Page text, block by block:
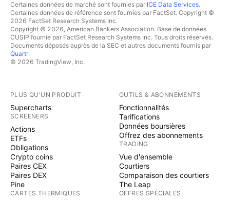
Certaines données de marché sont fournies par ICE Data Services.
Certaines données de référence sont fournies par FactSet. Copyright ©
2026 FactSet Research Systems Inc.
Copyright © 2026, American Bankers Association. Base de données
CUSIP fournie par FactSet Research Systems Inc. Tous droits réservés.
Documents déposés auprès de la SEC et autres documents fournis par
Quartr.
© 2026 TradingView, Inc.
PLUS QU'UN PRODUIT
Supercharts
SCREENERS
Actions
ETFs
Obligations
Crypto coins
Paires CEX
Paires DEX
Pine
CARTES THERMIQUES
OUTILS & ABONNEMENTS
Fonctionnalités
Tarifications
Données boursières
Offrez des abonnements
TRADING
Vue d'ensemble
Courtiers
Comparaison des courtiers
The Leap
OFFRES SPÉCIALES